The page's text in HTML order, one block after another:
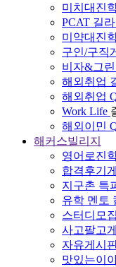
미치대진
PCAT 길라
미약대진
구인/구직
비자&그
해외취업
해외취업
Work Life
해외이민
해커스빌리지
영어로진
합격후기
지구촌 특
유학 멘토
스터디모
사고팔고
자유게시
맛있는이